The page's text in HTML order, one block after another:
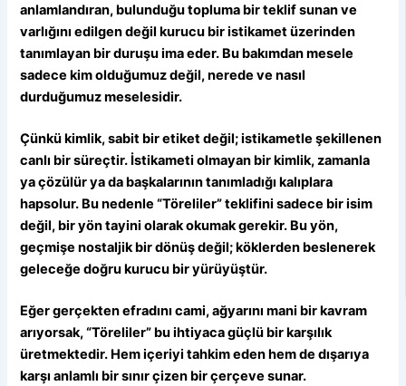
anlamlandıran, bulunduğu topluma bir teklif sunan ve
varlığını edilgen değil kurucu bir istikamet üzerinden
tanımlayan bir duruşu ima eder. Bu bakımdan mesele
sadece kim olduğumuz değil, nerede ve nasıl
durduğumuz meselesidir.
Çünkü kimlik, sabit bir etiket değil; istikametle şekillenen
canlı bir süreçtir. İstikameti olmayan bir kimlik, zamanla
ya çözülür ya da başkalarının tanımladığı kalıplara
hapsolur. Bu nedenle “Töreliler” teklifini sadece bir isim
değil, bir yön tayini olarak okumak gerekir. Bu yön,
geçmişe nostaljik bir dönüş değil; köklerden beslenerek
geleceğe doğru kurucu bir yürüyüştür.
Eğer gerçekten efradını cami, ağyarını mani bir kavram
arıyorsak, “Töreliler” bu ihtiyaca güçlü bir karşılık
üretmektedir. Hem içeriyi tahkim eden hem de dışarıya
karşı anlamlı bir sınır çizen bir çerçeve sunar.